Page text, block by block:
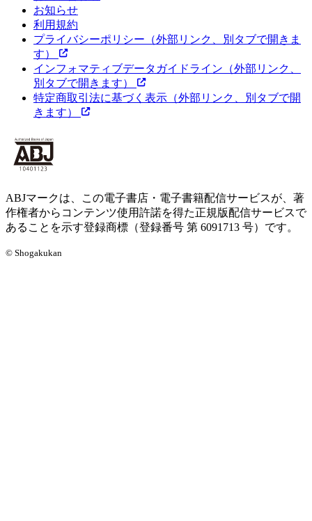
お知らせ
利用規約
プライバシーポリシー （外部リンク、別タブで開きま
す）
インフォマティブデータガイドライン （外部リンク、
別タブで開きます）
特定商取引法に基づく表示 （外部リンク、別タブで開
きます）
ABJマークは、この電子書店・電子書籍配信サービスが、著
作権者からコンテンツ使用許諾を得た正規版配信サービスで
あることを示す登録商標（登録番号 第 6091713 号）です。
© Shogakukan